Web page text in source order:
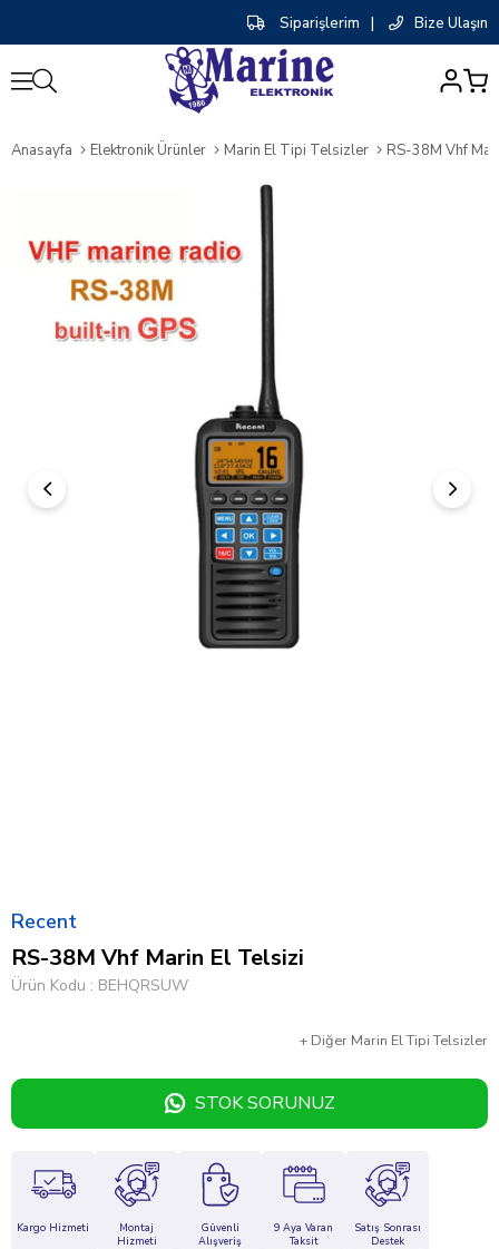
Siparişlerim | Bize Ulaşın
Anasayfa Elektronik Ürünler Marin El Tipi Telsizler RS-38M Vhf
Recent
RS-38M Vhf Marin El Telsizi
Ürün Kodu BEHQRSUW
+ Diğer Marin El Tipi Telsizler
STOK SORUNUZ
Kargo Hizmeti
Montaj
Hizmeti
Güvenli
Alışveriş
9 Aya Varan
Taksit
Satış Sonrası
Destek